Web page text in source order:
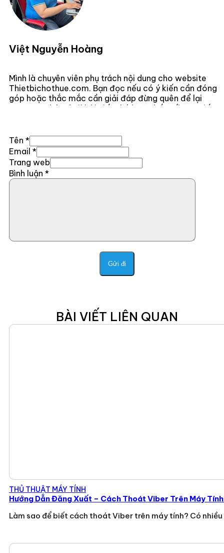
Việt Nguyễn Hoàng
Mình là chuyên viên phụ trách nội dung cho website
Thietbichothue.com. Bạn đọc nếu có ý kiến cần đóng
góp hoặc thắc mắc cần giải đáp đừng quên để lại
comment bên dưới bài viết nhé hoặc kết nối trực tiếp
Tên *
Email *
Trang web
Bình luận *
BÀI VIẾT LIÊN QUAN
THỦ THUẬT MÁY TÍNH
Hướng Dẫn Đăng Xuất – Cách Thoát Viber Trên Máy
Làm sao để biết cách thoát Viber trên máy tính? Có